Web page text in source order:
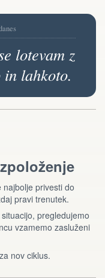
lotevam z
lahkoto.
najbolje privesti do
pravi trenutek.
pregledujemo
vzamemo zasluženi
nov ciklus.